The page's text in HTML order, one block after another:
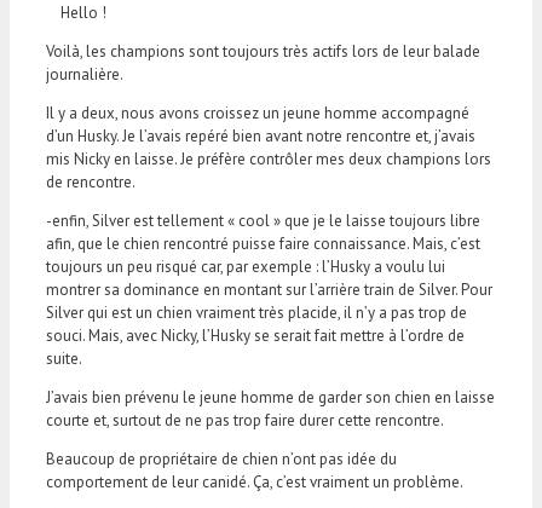
Hello !
Voilà, les champions sont toujours très actifs lors de leur balade
journalière.
Il y a deux, nous avons croissez un jeune homme accompagné
d’un Husky. Je l’avais repéré bien avant notre rencontre et, j’avais
mis Nicky en laisse. Je préfère contrôler mes deux champions lors
de rencontre.
-enfin, Silver est tellement « cool » que je le laisse toujours libre
afin, que le chien rencontré puisse faire connaissance. Mais, c’est
toujours un peu risqué car, par exemple : l’Husky a voulu lui
montrer sa dominance en montant sur l’arrière train de Silver. Pour
Silver qui est un chien vraiment très placide, il n’y a pas trop de
souci. Mais, avec Nicky, l’Husky se serait fait mettre à l’ordre de
suite.
J’avais bien prévenu le jeune homme de garder son chien en laisse
courte et, surtout de ne pas trop faire durer cette rencontre.
Beaucoup de propriétaire de chien n’ont pas idée du
comportement de leur canidé. Ça, c’est vraiment un problème.